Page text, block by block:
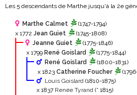
Les 5 descendants de Marthe jusqu'à la 2e
Marthe Calmet
(1747-1794)
x 1772 Jean Guiet
(1745-1808)
Jeanne Guiet
(1775-1846)
x 1799 René Goislard
(1775-1844)
René Goislard
(1800-1831)
x 1823 Catherine Foucher
Louis Goislard (1810-1875)
x 1837 Renée Tyrand (° 1815)